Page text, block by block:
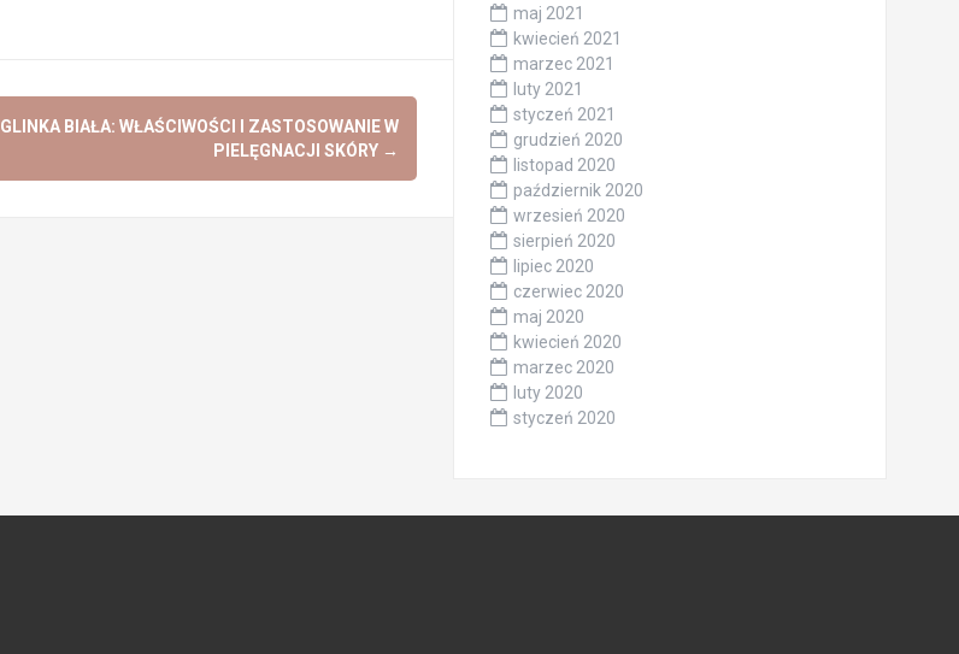
GLINKA BIAŁA: WŁAŚCIWOŚCI I ZASTOSOWANIE W
PIELĘGNACJI SKÓRY →
maj 2021
kwiecień 2021
marzec 2021
luty 2021
styczeń 2021
grudzień 2020
listopad 2020
październik 2020
wrzesień 2020
sierpień 2020
lipiec 2020
czerwiec 2020
maj 2020
kwiecień 2020
marzec 2020
luty 2020
styczeń 2020